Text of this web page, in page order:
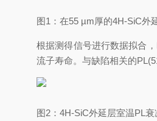
图1：在55 µm厚的4H-SiC
根据测得信号进行数据拟合
流子寿命。与缺陷相关的
图2：4H-SiC外延层室温PL